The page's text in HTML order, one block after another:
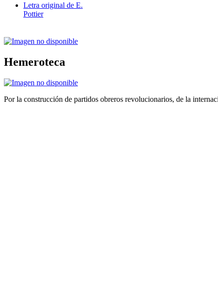
Letra original de E.
Pottier
Hemeroteca
Por la construcción de partidos obreros revolucionarios, de la